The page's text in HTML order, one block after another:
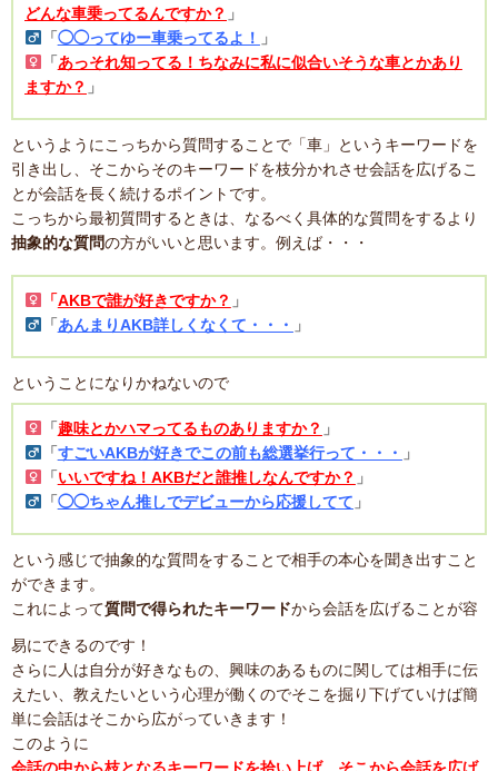
どんな車乗ってるんですか？ 」
「 ◯◯ってゆー車乗ってるよ！
」
「 あっそれ知ってる！ちなみに私に似合いそうな車とかあり
ますか？ 」
というようにこっちから質問することで「車」というキーワードを
引き出し、そこからそのキーワードを枝分かれさせ会話を広げるこ
とが会話を長く続けるポイントです。
こっちから最初質問するときは、なるべく具体的な質問をするより
抽象的な質問の方がいいと思います。例えば・・・
「AKBで誰が好きですか？ 」
「 あんまりAKB詳しくなくて・・・ 」
ということになりかねないので
「 趣味とかハマってるものありますか？ 」
「 すごいAKBが好きでこの前も総選挙行って・・・
」
「 いいですね！AKBだと誰推しなんですか？ 」
「 ◯◯ちゃん推しでデビューから応援してて 」
という感じで抽象的な質問をすることで相手の本心を聞き出すこと
ができます。
これによって質問で得られたキーワードから会話を広げることが容
易にできるのです！
さらに人は自分が好きなもの、興味のあるものに関しては相手に伝
えたい、教えたいという心理が働くのでそこを掘り下げていけば簡
単に会話はそこから広がっていきます！
このように